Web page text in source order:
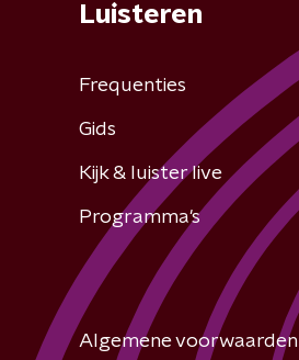
Luisteren
Frequenties
Gids
Kijk & luister live
Programma's
Algemene voorwaarden